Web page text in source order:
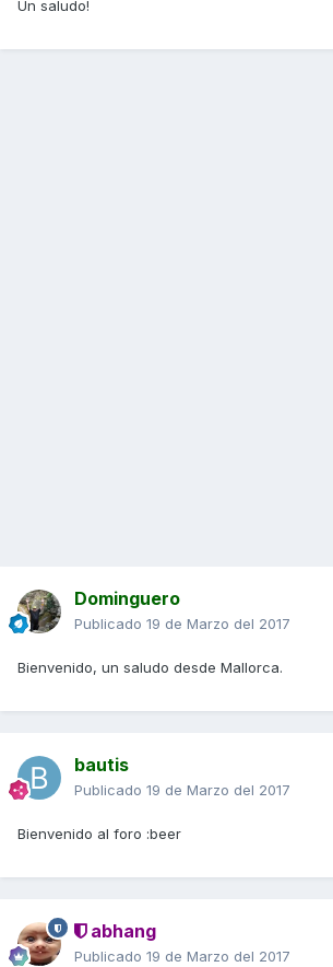
Un saludo!
Dominguero
Publicado 19 de Marzo del 2017
Bienvenido, un saludo desde Mallorca.
bautis
Publicado 19 de Marzo del 2017
Bienvenido al foro :beer
abhang
Publicado 19 de Marzo del 2017